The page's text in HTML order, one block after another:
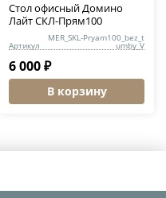
Стол офисный Домино
Лайт СКЛ-Прям100
Артикул
MER_SKL-Pryam100_bez_t
umby_V
6 000 ₽
В корзину